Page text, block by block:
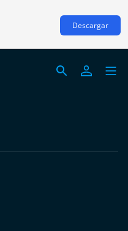
Descargar